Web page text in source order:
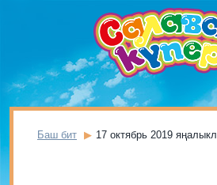
Баш бит 17 октябрь 2019